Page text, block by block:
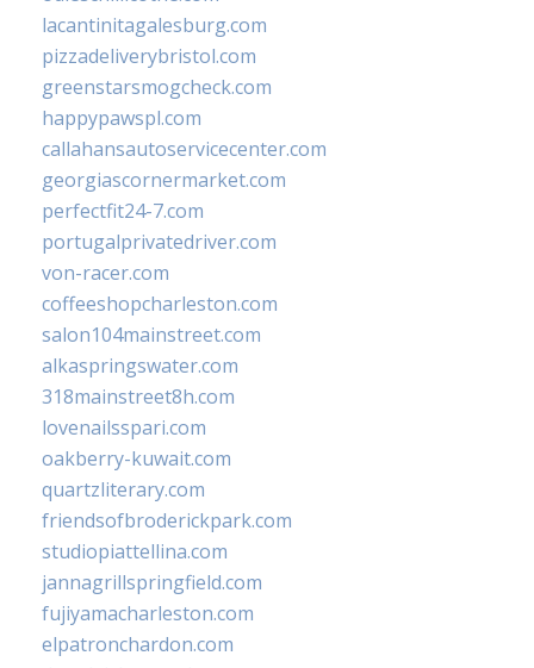
lacantinitagalesburg.com
pizzadeliverybristol.com
greenstarsmogcheck.com
happypawspl.com
callahansautoservicecenter.com
georgiascornermarket.com
perfectfit24-7.com
portugalprivatedriver.com
von-racer.com
coffeeshopcharleston.com
salon104mainstreet.com
alkaspringswater.com
318mainstreet8h.com
lovenailsspari.com
oakberry-kuwait.com
quartzliterary.com
friendsofbroderickpark.com
studiopiattellina.com
jannagrillspringfield.com
fujiyamacharleston.com
elpatronchardon.com